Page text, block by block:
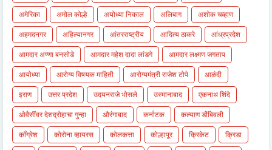
अमेरिका
अमोल कोल्हे अयोध्या निकाल अलिबाग
अशोक चव्हाण
अहमदनगर
अहिल्यानगर आंतरराष्ट्रीय आदित्य ठाकरे
आंध्रप्रदेश
आमदार अण्णा बनसोडे
आमदार महेश दादा लांडगे
आमदार लक्ष्मण जगताप
आयोध्या
आरोग्य विषयक माहिती आरोग्यमंत्री राजेश टोपे
आळंदी
इराण
उत्तर प्रदेश उदयनराजे भोसले उस्मानाबाद
एकनाथ शिंदे
ओवैसींवर देशद्रोहाचा गुन्हा
औरंगाबाद कर्नाटक
कल्याण डोंबिवली
काँग्रेश
कोरोना व्हायरस कोलकत्ता कोल्हापूर क्रिकेट
क्रिडा